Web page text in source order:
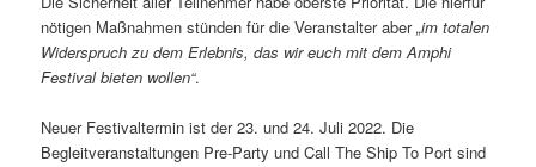
nötigen Maßnahmen stünden für die Veranstalter aber„im totalen
Widerspruch zu dem Erlebnis, das wir euch mit dem Amphi
Festival bieten wollen“.
Neuer Festivaltermin ist der 23. und 24. Juli 2022. Die
Begleitveranstaltungen Pre-Party und Call The Ship To Port sind